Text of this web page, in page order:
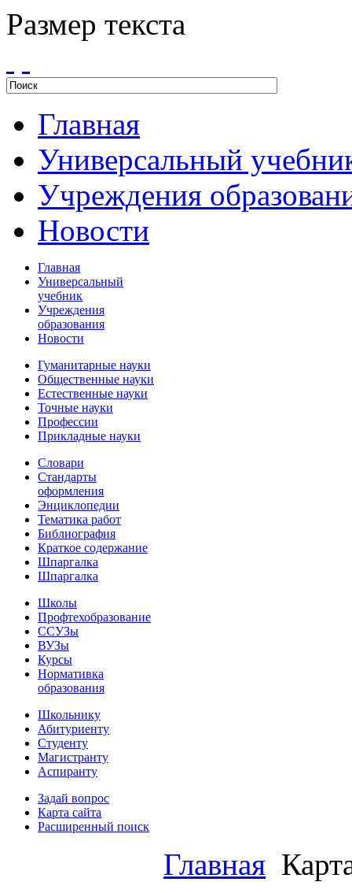
Размер текста
Главная
Универсальный
Учреждения
Новости
Главная
Универсальный
учебник
Учреждения
образования
Новости
Гуманитарные науки
Общественные науки
Естественные науки
Точные науки
Профессии
Прикладные науки
Словари
Стандарты
оформления
Энциклопедии
Тематика работ
Библиография
Краткое содержание
Шпаргалка
Шпаргалка
Школы
Профтехобразование
ССУЗы
ВУЗы
Курсы
Нормативка
образования
Школьнику
Абитуриенту
Студенту
Магистранту
Аспиранту
Задай вопрос
Карта сайта
Расширенный поиск
Главная